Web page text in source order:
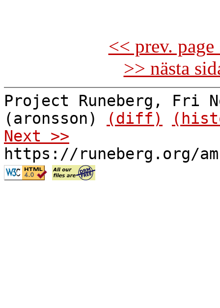
<< prev.
>> nästa
Project Runeberg, Fri
(aronsson)
(diff)
Next >>
https://runeberg.org/